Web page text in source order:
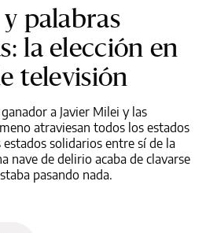
palabras
la elección en
televisión
a Javier Milei y las
atraviesan todos los estados
solidarios entre sí de la
nave de delirio acaba de clavarse
pasando nada.